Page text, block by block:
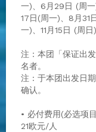
一)、6月29日 (周
17日(周一)、8月31
一)、11月15日 (周
注：本团「保证出
名者。
注 : 于本团出发日
确认。
• 必付费用(必选项
21欧元/人